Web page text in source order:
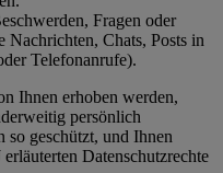
Fragen oder
Chats, Posts in
Telefonanrufe).
Ihnen erhoben werden,
persönlich
geschützt, und Ihnen
erläuterten Datenschutzrechte